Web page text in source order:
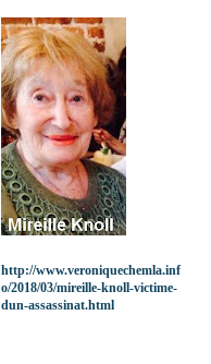
http://www.veroniquechemla.inf
o/2018/03/mireille-knoll-victime-
dun-assassinat.html